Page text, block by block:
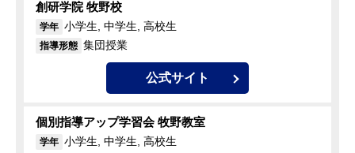
創研学院 牧野校
学年 小学生, 中学生, 高校生
指導形態 集団授業
公式サイト
個別指導アップ学習会 牧野教室
学年 小学生, 中学生, 高校生